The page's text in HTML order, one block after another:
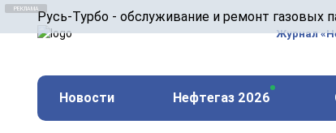
Русь-Турбо - обслуживание и ремонт газовых
ООО «Русь-Турбо» занимается сервисом
оборудования ТЭС, зарубежных поршневых
и других предприятиях.
Реклама. ООО «Русь-Турбо», ИНН 7802588950
erid: F7NfYUJCUneVdwPs4znf
Журнал
Новости Нефтегаз 2026